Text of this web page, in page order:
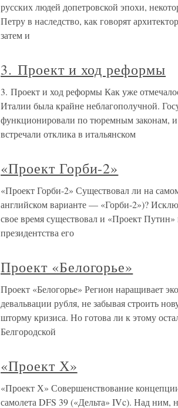
русских людей допетровской эпохи,
Петру в наследство, как говорят
затем и
3. Проект и ход реформы
3. Проект и ход реформы Как уже
Италии была крайне неблагополучной.
функционировали по тюремным законам,
встречали отклика в итальянском
«Проект Горби-2»
«Проект Горби-2» Существовал ли на
английском варианте — «Горби-2»)?
свое время существовал и «Проект
президентства его
Проект «Белогорье»
Проект «Белогорье» Регион наращивает
девальвации рубля, не забывая строить
шторму кризиса. Но готова ли к этому
Белгородской
«Проект Х»
«Проект Х» Совершенствование
самолета DFS 39 («Дельта» IVc). Над